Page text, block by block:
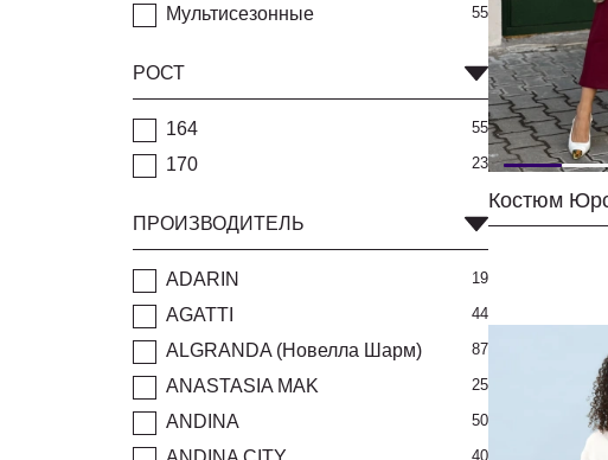
Мультисезонные 55
РОСТ
164 55
170 23
ПРОИЗВОДИТЕЛЬ
ADARIN 19
AGATTI 44
ALGRANDA (Новелла Шарм) 87
ANASTASIA MAK 25
ANDINA 50
40